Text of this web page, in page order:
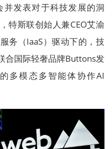
发表对于科技发展的洞
特斯联创始人兼CEO艾渝
务（IaaS）驱动下的，技
合国际轻奢品牌Buttons发
多模态多智能体协作AI